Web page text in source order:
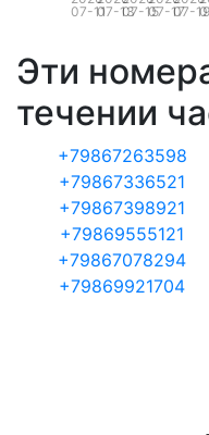
07-1107-1307-1507-1707-19
Эти
течении
+79867263598
+79867336521
+79867398921
+79869555121
+79867078294
+79869921704